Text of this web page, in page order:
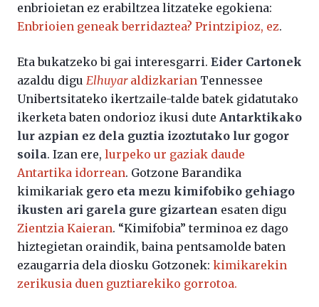
enbrioietan ez erabiltzea litzateke egokiena:
Enbrioien geneak berridaztea? Printzipioz, ez.
Eta bukatzeko bi gai interesgarri. Eider Cartonek
azaldu digu Elhuyaraldizkarian Tennessee
Unibertsitateko ikertzaile-talde batek gidatutako
ikerketa baten ondorioz ikusi dute Antarktikako
lur azpian ez dela guztia izoztutako lur gogor
soila. Izan ere, lurpeko ur gaziak daude
Antartika idorrean. Gotzone Barandika
kimikariak gero eta mezu kimifobiko gehiago
ikusten ari garela gure gizartean esaten digu
Zientzia Kaieran. “Kimifobia” terminoa ez dago
hiztegietan oraindik, baina pentsamolde baten
ezaugarria dela diosku Gotzonek: kimikarekin
zerikusia duen guztiarekiko gorrotoa.